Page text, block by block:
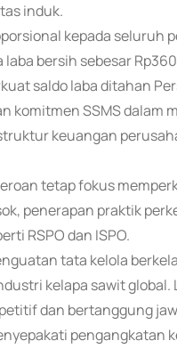
induk.
kepada seluruh
bersih sebesar
saldo laba ditahan
SSMS dalam
keuangan
tetap fokus
penerapan praktik
RSPO dan ISPO.
tata kelola
kelapa sawit
dan bertanggung
pengangkatan